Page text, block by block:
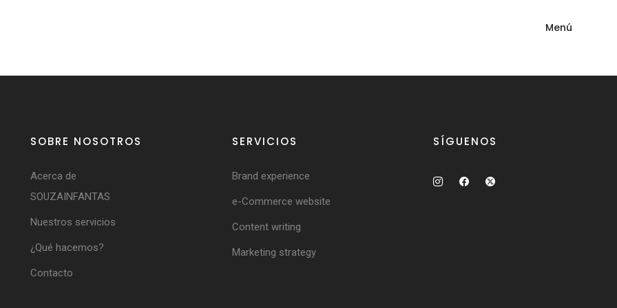
Menú
SOBRE NOSOTROS
Acerca de
SOUZAINFANTAS
Nuestros servicios
¿Qué hacemos?
Contacto
SERVICIOS
Brand experience
e-Commerce website
Content writing
Marketing strategy
SÍGUENOS